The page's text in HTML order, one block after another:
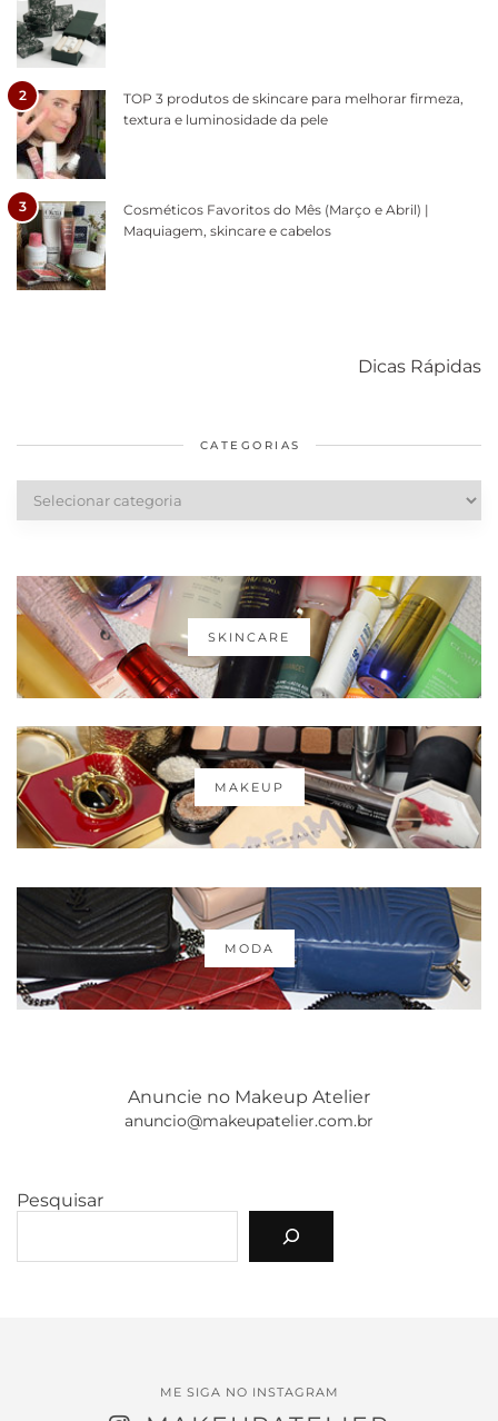
2
TOP 3 produtos de skincare para melhorar firmeza,
textura e luminosidade da pele
3
Cosméticos Favoritos do Mês (Março e Abril) |
Maquiagem, skincare e cabelos
Dicas Rápidas
diários
cabelos
CATEGORIAS
SKINCARE
MAKEUP
MODA
Anuncie no Makeup Atelier
anuncio@makeupatelier.com.br
Pesquisar
ME SIGA NO INSTAGRAM